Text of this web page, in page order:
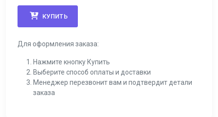
КУПИТЬ
Для оформления заказа:
Нажмите кнопку Купить
Выберите способ оплаты и доставки
Менеджер перезвонит вам и подтвердит детали
заказа